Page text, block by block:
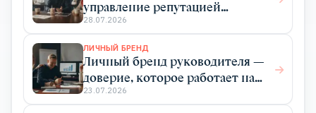
управление репутацией
эксперта для роста дохода
28.07.2026
ЛИЧНЫЙ БРЕНД
Личный бренд руководителя —
доверие, которое работает на
бизнес
23.07.2026